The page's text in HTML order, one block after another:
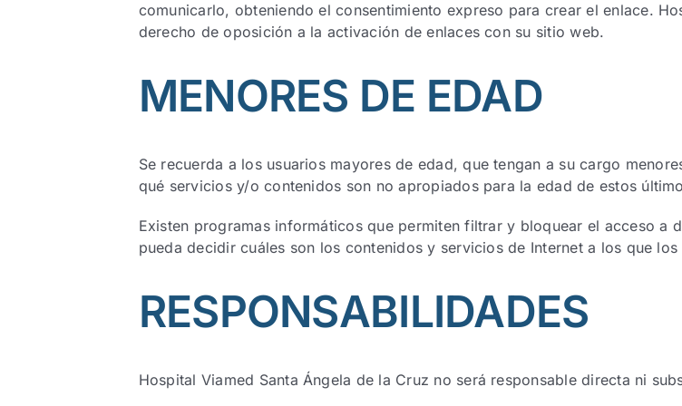
comunicarlo, obteniendo el consentimiento expreso para crear el enlace.
derecho de oposición a la activación de enlaces con su sitio web.
MENORES DE EDAD
Se recuerda a los usuarios mayores de edad, que tengan a su cargo
qué servicios y/o contenidos son no apropiados para la edad de estos
Existen programas informáticos que permiten filtrar y bloquear el acceso a
pueda decidir cuáles son los contenidos y servicios de Internet a los que
RESPONSABILIDADES
Hospital Viamed Santa Ángela de la Cruz no será responsable directa ni